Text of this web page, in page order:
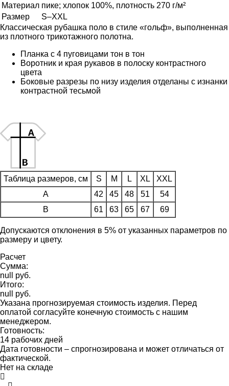
Материал пике; хлопок 100%, плотность 270 г/м²
Размер
S–XXL
Классическая рубашка поло в стиле «гольф», выполненная
из плотного трикотажного полотна.
Планка с 4 пуговицами тон в тон
Воротник и края рукавов в полоску контрастного
цвета
Боковые разрезы по низу изделия отделаны с изнанки
контрастной тесьмой
Таблица размеров, см S M L XL
XXL
A
42 45 48 51
54
B
61 63 65 67 69
Допускаются отклонения в 5% от указанных параметров по
размеру и цвету.
Расчет
Сумма:
null руб.
Итого:
null руб.
Указана прогнозируемая стоимость изделия. Перед
оплатой согласуйте конечную стоимость с нашим
менеджером.
Готовность:
14 рабочих дней
Дата готовности – спрогнозирована и может отличаться от
фактической.
Нет на складе